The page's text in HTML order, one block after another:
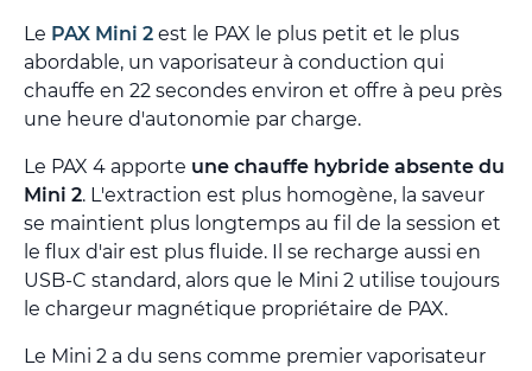
Le PAX Mini 2 est le PAX le plus petit et le plus
abordable, un vaporisateur à conduction qui
chauffe en 22 secondes environ et offre à peu près
une heure d'autonomie par charge.
Le PAX 4 apporte une chauffe hybride absente du
Mini 2. L'extraction est plus homogène, la saveur
se maintient plus longtemps au fil de la session et
le flux d'air est plus fluide. Il se recharge aussi en
USB-C standard, alors que le Mini 2 utilise toujours
le chargeur magnétique propriétaire de PAX.
Le Mini 2 a du sens comme premier vaporisateur